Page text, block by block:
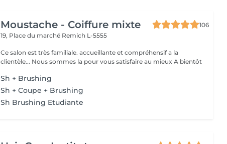
Moustache - Coiffure mixte
106
19, Place du marché Remich L-5555
Ce salon est très familiale. accueillante et compréhensif a la
clientèle... Nous sommes la pour vous satisfaire au mieux A bientôt
Sh + Brushing
Sh + Coupe + Brushing
Sh Brushing Etudiante